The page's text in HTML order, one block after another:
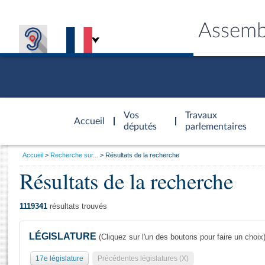
Accueil
d'accueil
Vos
députés
Travaux
parlementaires
Général
Vous
Accueil Recherche sur... Résultats de la recherche
Résultats de la recherche
1119341 résultats trouvés
LÉGISLATURE (Cliquez sur l'un des boutons pour faire un choix)
17e législature Précédentes législatures (X)